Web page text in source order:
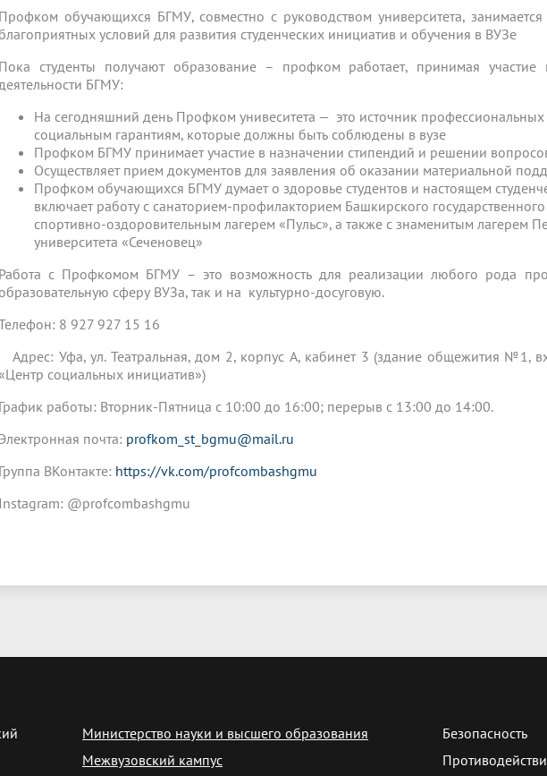
Профком обучающихся БГМУ, совместно с руководством университета,
условий для развития студенческих инициатив и обучения в ВУЗе
Пока студенты получают образование – профком работает, принимая участие
БГМУ:
На сегодняшний день Профком унивеситета — это источник
социальным гарантиям, которые должны быть соблюдены в вузе
Профком БГМУ принимает участие в назначении стипендий и решении
Осуществляет прием документов для заявления об оказании материальной
Профком обучающихся БГМУ думает о здоровье студентов и настоящем
включает работу с санаторием-профилакторием Башкирского
спортивно-оздоровительным лагерем «Пульс», а также с знаменитым лагерем
университета «Сеченовец»
Работа с Профкомом БГМУ – это возможность для реализации любого рода
образовательную сферу ВУЗа, так и на культурно-досуговую.
8 927 927 15 16
Адрес: Уфа, ул. Театральная, дом 2, корпус А, кабинет 3 (здание общежития №1,
социальных инициатив»)
График работы: Вторник-Пятница с 10:00 до 16:00; перерыв с 13:00 до 14:00.
Электронная почта: profkom_st_bgmu@mail.ru
Группа ВКонтакте: https://vk.com/profcombashgmu
Instagram: @profcombashgmu
Министерство науки и высшего образования
Межвузовский кампус
Безопасность